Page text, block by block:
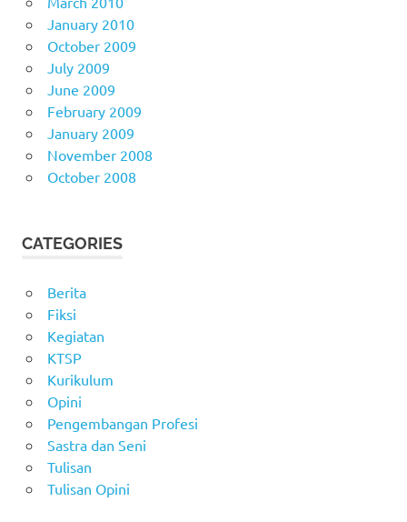
January 2010
October 2009
July 2009
June 2009
February 2009
January 2009
November 2008
October 2008
CATEGORIES
Berita
Fiksi
Kegiatan
KTSP
Kurikulum
Opini
Pengembangan Profesi
Sastra dan Seni
Tulisan
Tulisan Opini